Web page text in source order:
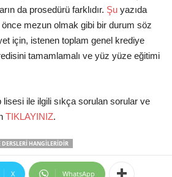
da prosedürü farklıdır. Şu yazıda
mezun olmak gibi bir durum söz
için, istenen toplam genel krediye
tamamlamalı ve yüz yüze eğitimi
ile ilgili sıkça sorulan sorular ve
TIKLAYINIZ.
DERSLERI HANGILERIDIR
X WhatsApp